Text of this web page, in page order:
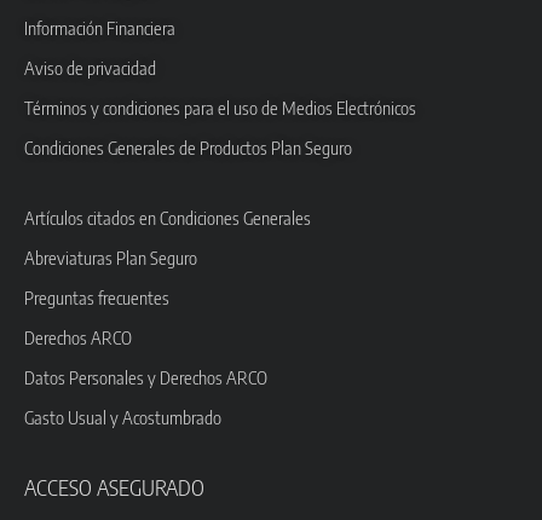
Información Financiera
Aviso de privacidad
Términos y condiciones para el uso de Medios Electrónicos
Condiciones Generales de Productos Plan Seguro
Artículos citados en Condiciones Generales
Abreviaturas Plan Seguro
Preguntas frecuentes
Derechos ARCO
Datos Personales y Derechos ARCO
Gasto Usual y Acostumbrado
ACCESO ASEGURADO